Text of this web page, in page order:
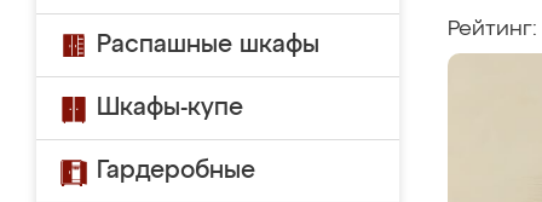
Распашные шкафы
Шкафы-купе
Гардеробные
Рейтинг: